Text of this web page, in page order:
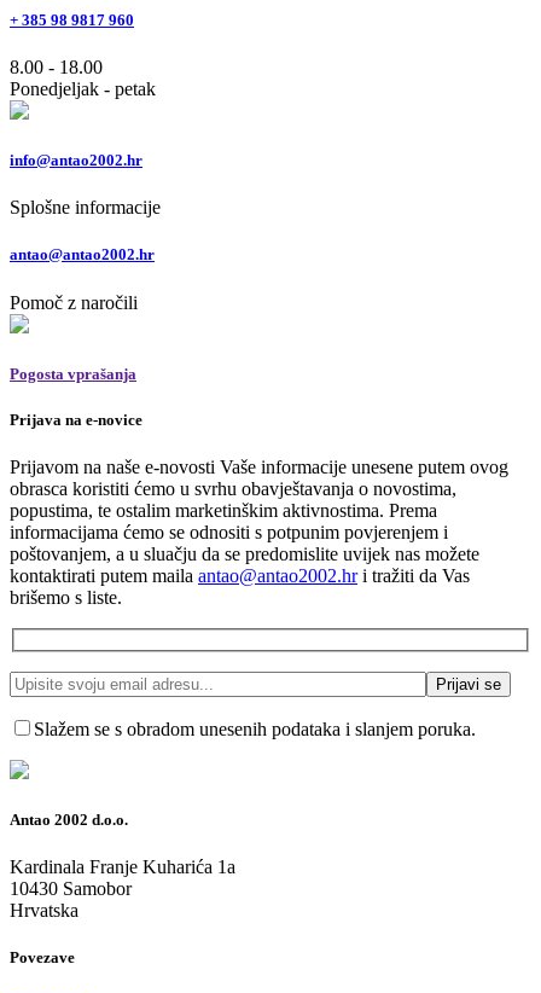
+ 385 98 9817 960
8.00 - 18.00
Ponedjeljak - petak
info@antao2002.hr
Splošne informacije
antao@antao2002.hr
Pomoč z naročili
Pogosta vprašanja
Prijava na e-novice
Prijavom na naše e-novosti Vaše informacije unesene putem ovog
obrasca koristiti ćemo u svrhu obavještavanja o novostima,
popustima, te ostalim marketinškim aktivnostima. Prema
informacijama ćemo se odnositi s potpunim povjerenjem i
poštovanjem, a u sluačju da se predomislite uvijek nas možete
kontaktirati putem maila antao@antao2002.hri tražiti da Vas
brišemo s liste.
Slažem se s obradom unesenih podataka i slanjem poruka.
Antao 2002 d.o.o.
Kardinala Franje Kuharića 1a
10430 Samobor
Hrvatska
Povezave